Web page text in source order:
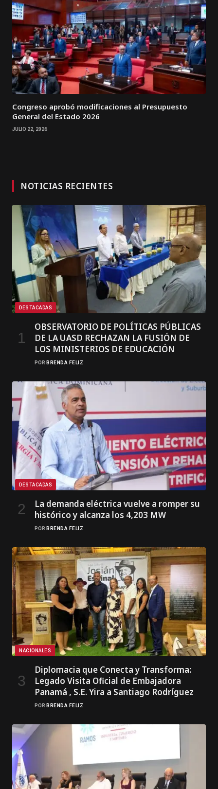
Congreso aprobó modificaciones al Presupuesto
General del Estado 2026
JULIO 22, 2026
NOTICIAS RECIENTES
DESTACADAS
OBSERVATORIO DE POLÍTICAS PÚBLICAS
DE LA UASD RECHAZAN LA FUSIÓN DE
LOS MINISTERIOS DE EDUCACIÓN
POR BRENDA FELIZ
DESTACADAS
La demanda eléctrica vuelve a romper su
histórico y alcanza los 4,203 MW
POR BRENDA FELIZ
NACIONALES
Diplomacia que Conecta y Transforma:
Legado Visita Oficial de Embajadora
Panamá , S.E. Yira a Santiago Rodríguez
POR BRENDA FELIZ